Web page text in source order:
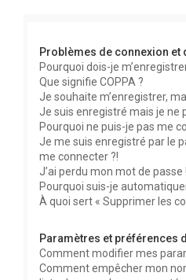
Problèmes de connexion et
Pourquoi dois-je
Que signifie COPPA ?
Je souhaite m’enregistrer,
Je suis enregistré mais je ne
Pourquoi ne puis-je pas me
Je me suis enregistré par le
me connecter ?!
J’ai perdu mon mot de passe !
Pourquoi suis-je
À quoi sert « Supprimer les
Paramètres et préférences
Comment modifier mes
Comment empêcher mon